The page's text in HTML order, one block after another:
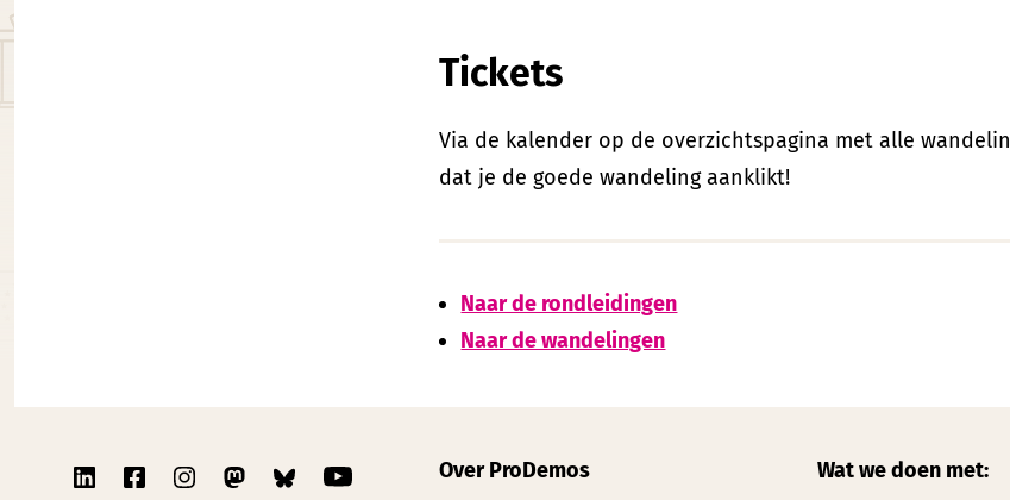
Tickets
Via de kalender op de overzichtspagina met alle
dat je de goede wandeling aanklikt!
Naar de rondleidingen
Naar de wandelingen
Over ProDemos Wat we doen met: